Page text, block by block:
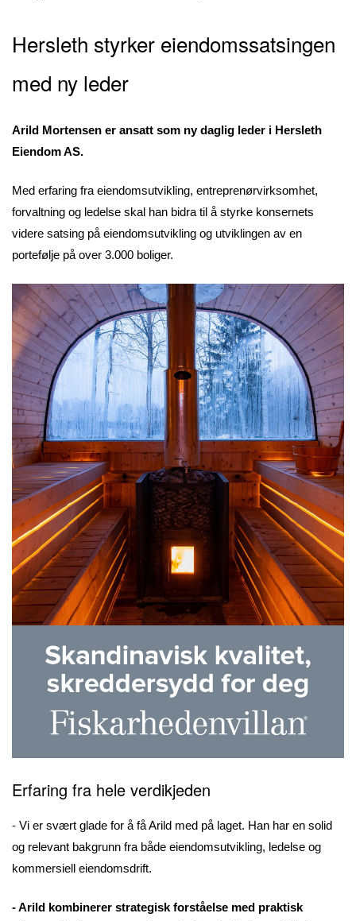
Hersleth styrker eiendomssatsingen
med ny leder
Arild Mortensen er ansatt som ny daglig leder i Hersleth
Eiendom AS.
Med erfaring fra eiendomsutvikling, entreprenørvirksomhet,
forvaltning og ledelse skal han bidra til å styrke konsernets
videre satsing på eiendomsutvikling og utviklingen av en
portefølje på over 3.000 boliger.
Erfaring fra hele verdikjeden
- Vi er svært glade for å få Arild med på laget. Han har en solid
og relevant bakgrunn fra både eiendomsutvikling, ledelse og
kommersiell eiendomsdrift.
- Arild kombinerer strategisk forståelse med praktisk